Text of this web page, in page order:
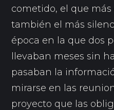
cometido, el que
también el más
época en la que dos
llevaban meses sin
pasaban la
mirarse en las
proyecto que las